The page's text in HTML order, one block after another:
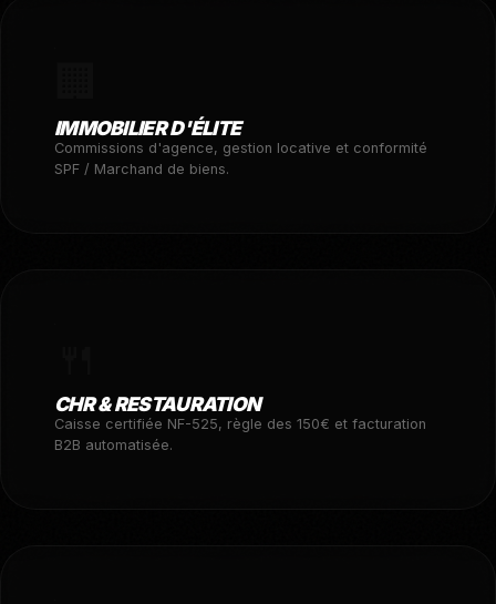
IMMOBILIER D'ÉLITE
Commissions d'agence, gestion locative et conformité
SPF / Marchand de biens.
CHR & RESTAURATION
Caisse certifiée NF-525, règle des 150€ et facturation
B2B automatisée.